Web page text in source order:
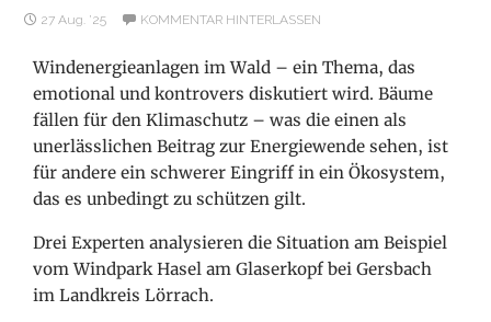
27 Aug. ’25 KOMMENTAR HINTERLASSEN
Windenergieanlagen im Wald – ein Thema, das
emotional und kontrovers diskutiert wird. Bäume
fällen für den Klimaschutz – was die einen als
unerlässlichen Beitrag zur Energiewende sehen, ist
für andere ein schwerer Eingriff in ein Ökosystem,
das es unbedingt zu schützen gilt.
Drei Experten analysieren die Situation am Beispiel
vom Windpark Hasel am Glaserkopf bei Gersbach
im Landkreis Lörrach.